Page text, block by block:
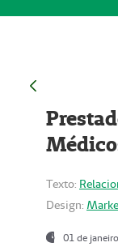
Texto:
Design:
01 de